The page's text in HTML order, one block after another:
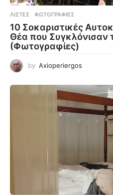
ΛΊΣΤΕΣ ,ΦΩΤΟΓΡΑΦΊΕΣ
10 Σοκαριστικές
Θέα που Συγκλόνισαν
(Φωτογραφίες)
by Axioperiergos